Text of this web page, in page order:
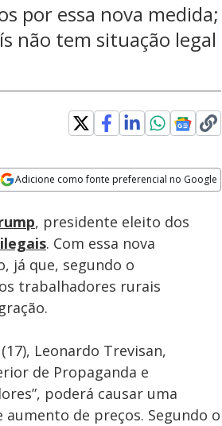
por essa nova medida;
não tem situação legal
Adicione como fonte preferencial no Google
Velocidade
, presidente eleito dos
. Com essa nova
já que, segundo o
trabalhadores rurais
Leonardo Trevisan,
de Propaganda e
poderá causar uma
aumento de preços. Segundo o